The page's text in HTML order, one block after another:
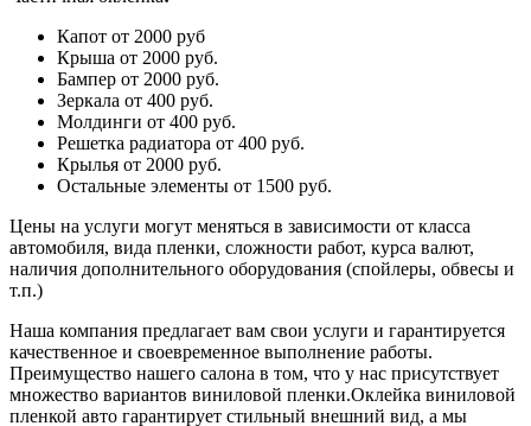
Капот от 2000 руб
Крыша от 2000 руб.
Бампер от 2000 руб.
Зеркала от 400 руб.
Молдинги от 400 руб.
Решетка радиатора от 400 руб.
Крылья от 2000 руб.
Остальные элементы от 1500 руб.
Цены на услуги могут меняться в зависимости от класса
автомобиля, вида пленки, сложности работ, курса валют,
наличия дополнительного оборудования (спойлеры, обвесы и
т.п.)
Наша компания предлагает вам свои услуги и гарантируется
качественное и своевременное выполнение работы.
Преимущество нашего салона в том, что у нас присутствует
множество вариантов виниловой пленки.Оклейка виниловой
пленкой авто гарантирует стильный внешний вид, а мы